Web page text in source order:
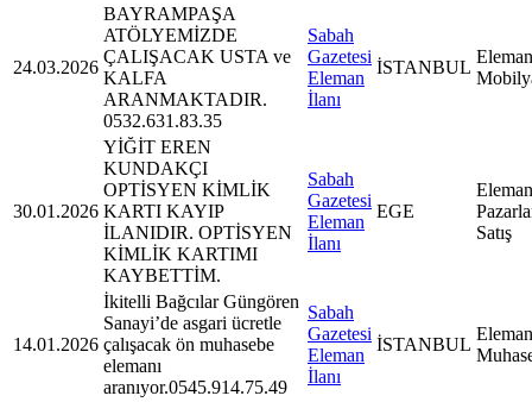
24.03.2026
BAYRAMPAŞA
ATÖLYEMİZDE
ÇALIŞACAK USTA ve
KALFA
ARANMAKTADIR.
0532.631.83.35
Sabah
Gazetesi
Eleman
İlanı
İSTANBUL
30.01.2026
YİĞİT EREN
KUNDAKÇI
OPTİSYEN KİMLİK
KARTI KAYIP
İLANIDIR. OPTİSYEN
KİMLİK KARTIMI
KAYBETTİM.
Sabah
Gazetesi
Eleman
İlanı
EGE
Satış
14.01.2026
İkitelli Bağcılar Güngören
Sanayi’de asgari ücretle
çalışacak ön muhasebe
elemanı
aranıyor.0545.914.75.49
Sabah
Gazetesi
Eleman
İlanı
İSTANBUL